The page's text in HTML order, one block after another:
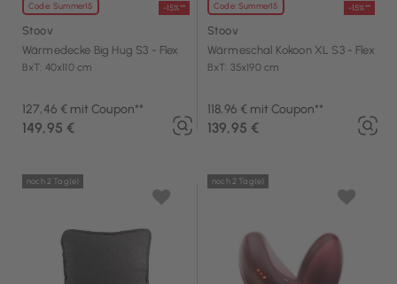
Code: Summer15 -15%**
Stoov
Wärmedecke Big Hug S3 - Flex
BxT: 40x110 cm
127,46 € mit Coupon**
149,95 €
Code: Summer15 -15%**
Stoov
Wärmeschal Kokoon XL S3 - Flex
BxT: 35x190 cm
118,96 € mit Coupon**
139,95 €
noch 2 Tag(e) noch 2 Tag(e)